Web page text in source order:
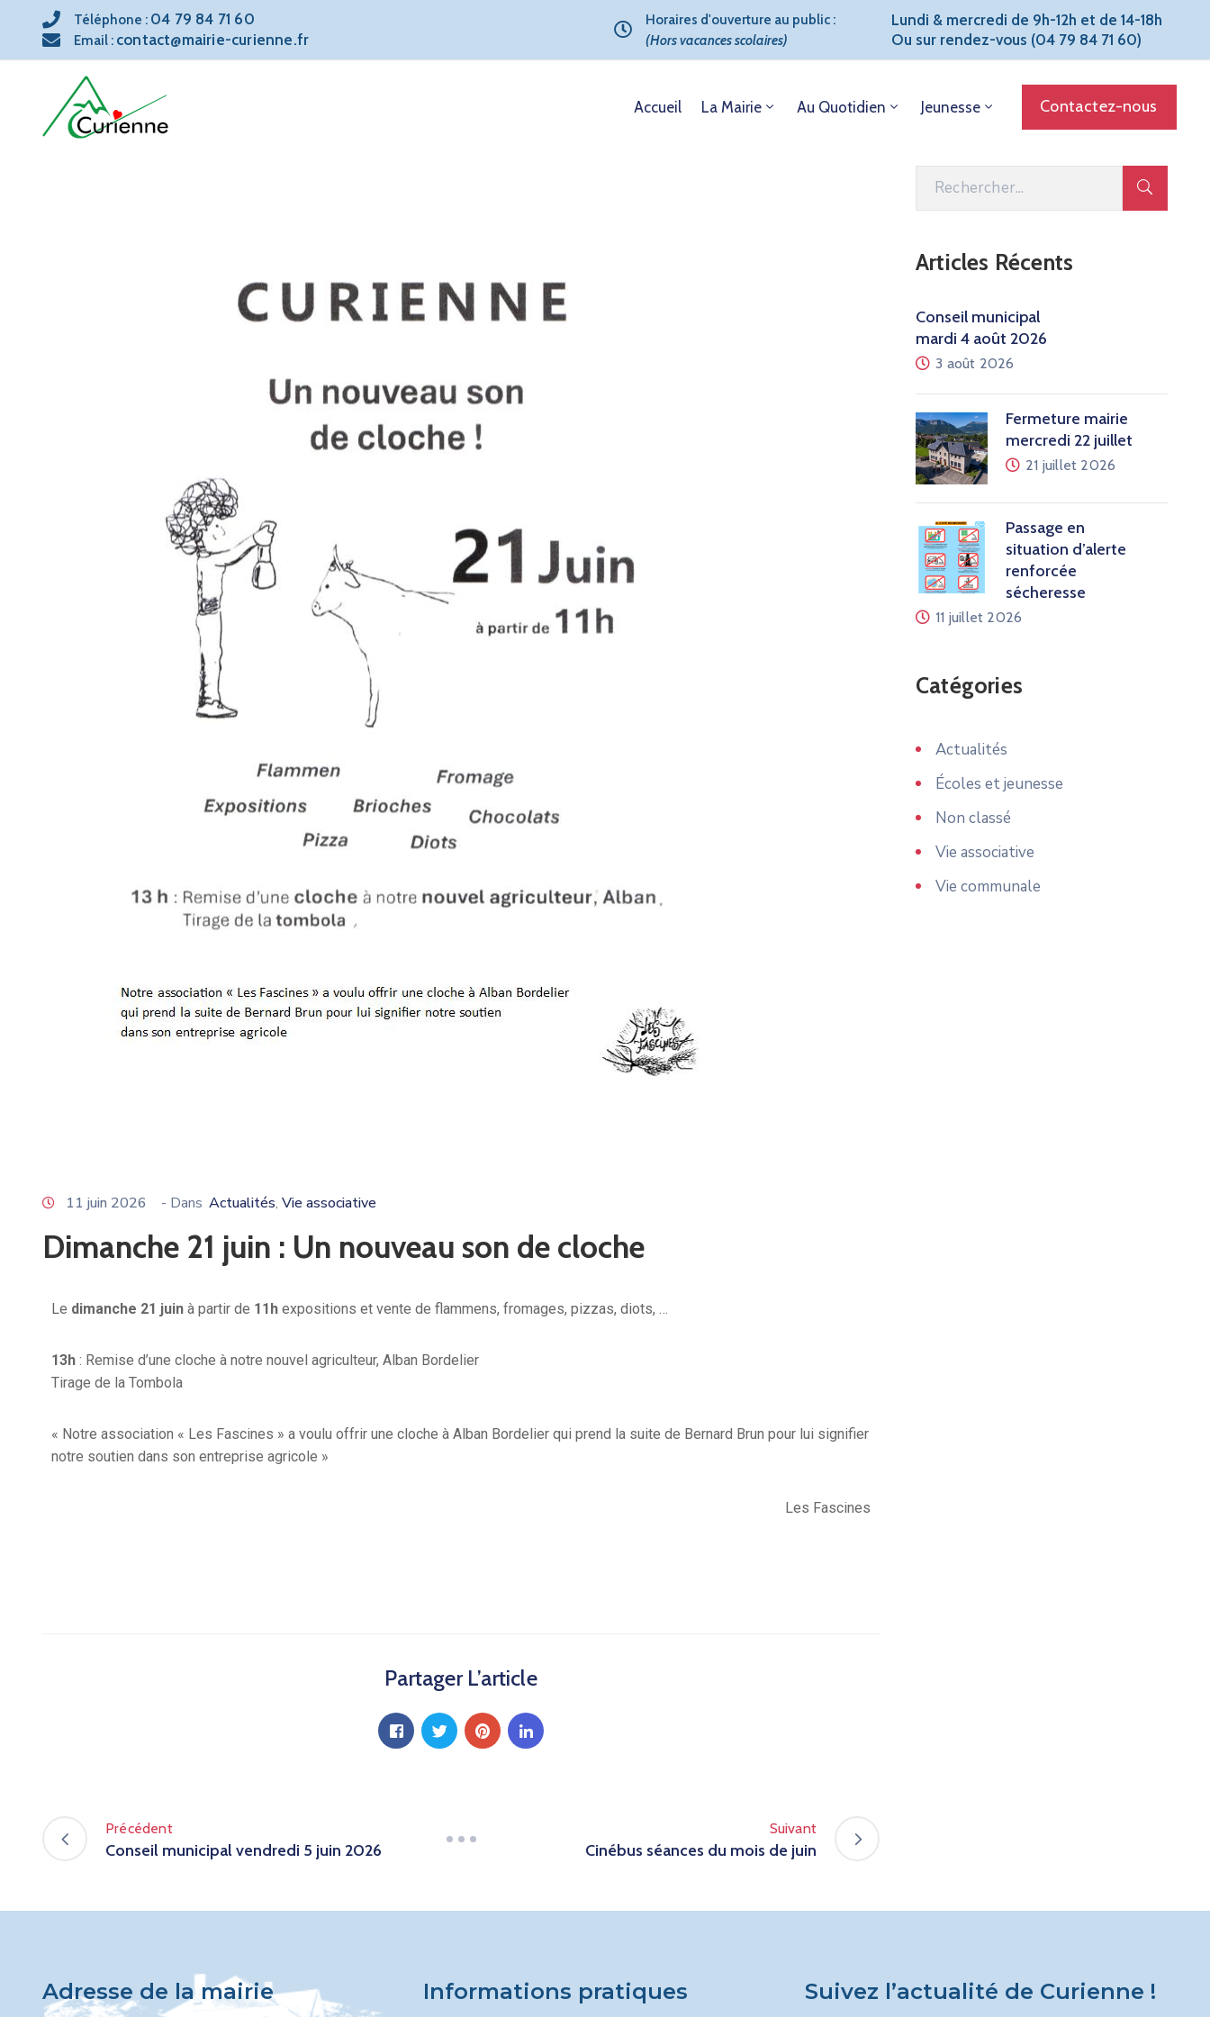
Téléphone : 04 79 84 71 60
Email : contact@mairie-curienne.fr
Horaires d'ouverture au public :
(Hors vacances scolaires)
Lundi & mercredi de 9h-12h et de 14-18h
Ou sur rendez-vous (04 79 84 71 60)
Accueil La Mairie Au Quotidien Jeunesse Contactez-nous
11 juin 2026 - Dans Actualités‚ Vie associative
Dimanche 21 juin : Un nouveau son de cloche
Le dimanche 21 juin à partir de 11h expositions et vente de flammens, fromages, pizzas, diots, …
13h : Remise d’une cloche à notre nouvel agriculteur, Alban Bordelier
Tirage de la Tombola
« Notre association « Les Fascines » a voulu offrir une cloche à Alban Bordelier qui prend la suite de Bernard Brun pour lui signifier
notre soutien dans son entreprise agricole »
Les Fascines
Partager L’article
Précédent
Conseil municipal vendredi 5 juin 2026
Suivant
Cinébus séances du mois de juin
Articles Récents
Conseil municipal
mardi 4 août 2026
3 août 2026
Fermeture mairie
mercredi 22 juillet
21 juillet 2026
Passage en
situation d’alerte
renforcée
sécheresse
11 juillet 2026
Catégories
Actualités
Écoles et jeunesse
Non classé
Vie associative
Vie communale
Adresse de la mairie Informations pratiques Suivez l’actualité de Curienne !